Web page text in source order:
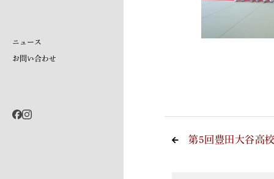
ニュース
お問い合わせ
第5回豊田大谷高